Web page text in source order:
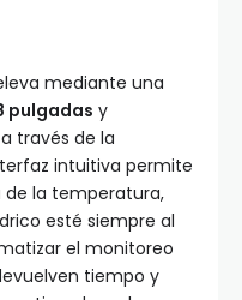
mediante una
pulgadas y
través de la
intuitiva permite
la temperatura,
esté siempre al
el monitoreo
tiempo y